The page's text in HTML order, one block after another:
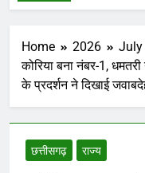
Home 2026 July
कोरिया बना नंबर-1,
के प्रदर्शन ने दिखाई
छत्तीसगढ़ राज्य